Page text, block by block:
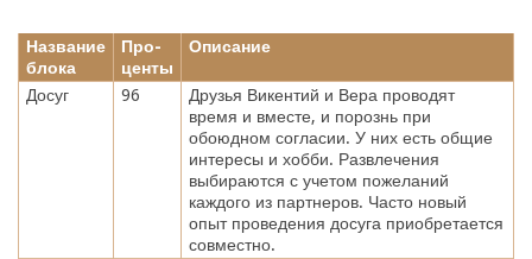
Название
блока
Про-
центы
Описание
Досуг 96
Друзья Викентий и Вера проводят
время и вместе, и порознь при
обоюдном согласии. У них есть общие
интересы и хобби. Развлечения
выбираются с учетом пожеланий
каждого из партнеров. Часто новый
опыт проведения досуга приобретается
совместно.